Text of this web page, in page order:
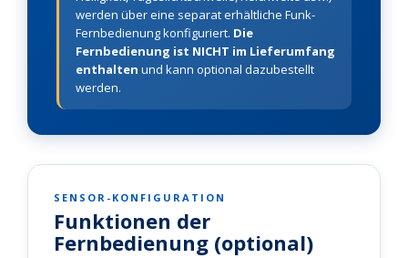
werden über eine separat erhältliche Funk-
Fernbedienung konfiguriert. Die
Fernbedienung ist NICHT im Lieferumfang
enthalten und kann optional dazubestellt
werden.
SENSOR-KONFIGURATION
Funktionen der
Fernbedienung (optional)